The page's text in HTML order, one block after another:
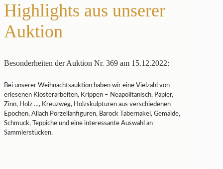
Highlights aus unserer
Auktion
Besonderheiten der Auktion Nr. 369 am 15.12.2022:
Bei unserer Weihnachtsauktion haben wir eine Vielzahl von
erlesenen Klosterarbeiten, Krippen – Neapolitanisch, Papier,
Zinn, Holz …, Kreuzweg, Holzskulpturen aus verschiedenen
Epochen, Allach Porzellanfiguren, Barock Tabernakel, Gemälde,
Schmuck, Teppiche und eine interessante Auswahl an
Sammlerstücken.